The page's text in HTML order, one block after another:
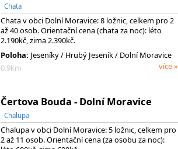
Chata
Chata v obci Dolní Moravice: 8 ložnic, celkem pro 2
až 40 osob. Orientační cena (chata za noc): léto
2.190kč, zima 2.390kč.
Poloha: Jeseníky/ Hrubý Jeseník/ Dolní Moravice
0.9km
více »
Čertova Bouda - Dolní Moravice
Chalupa
Chalupa v obci Dolní Moravice: 5 ložnic, celkem pro
2 až 11 osob. Orientační cena (za osobu za noc):